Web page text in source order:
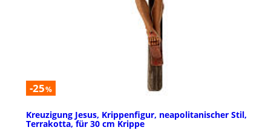
-25%
Kreuzigung Jesus, Krippenfigur, neapolitanischer Stil,
Terrakotta, für 30 cm Krippe